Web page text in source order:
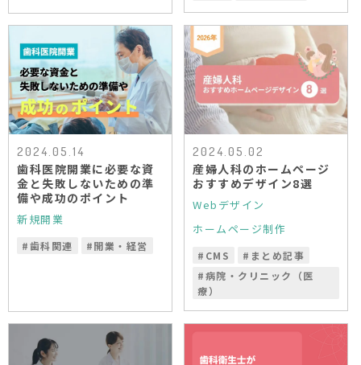
2024.05.14
歯科医院開業に必要な資
金と失敗しないための準
備や成功のポイント
新規開業
#歯科関連 #開業・経営
2024.05.02
産婦人科のホームページ
おすすめデザイン8選
Webデザイン
ホームページ制作
# CMS # まとめ記事
#病院・クリニック（医
療）